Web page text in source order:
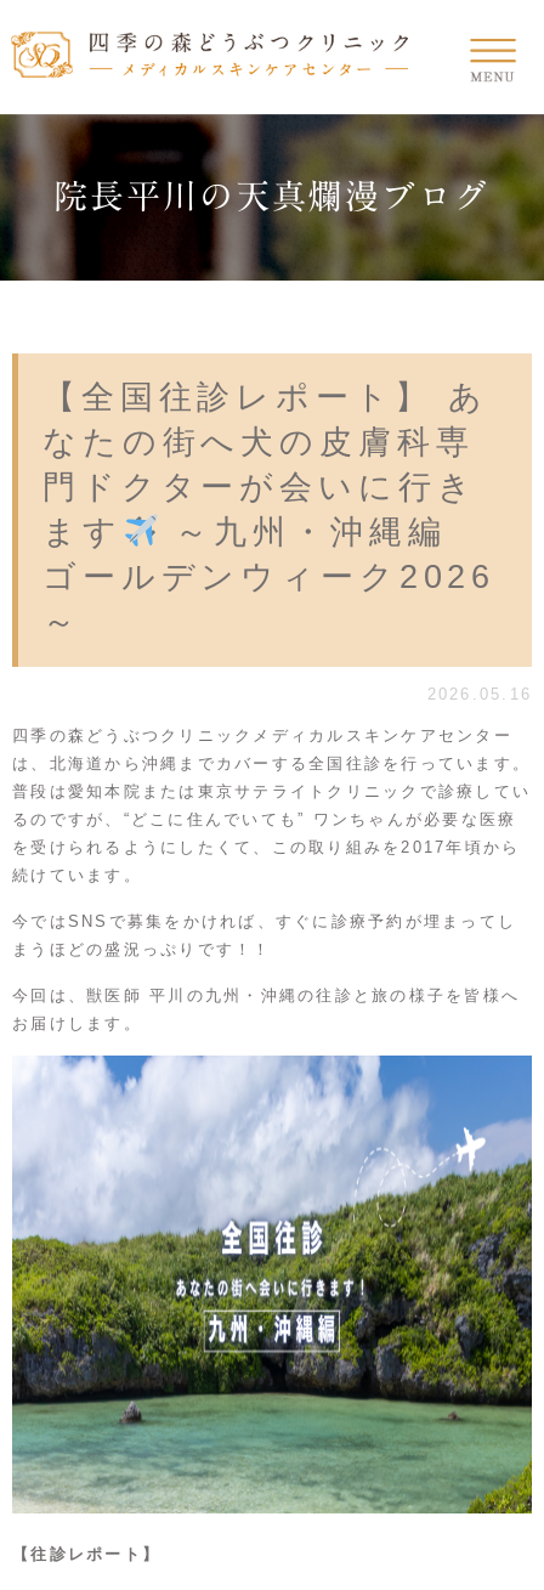
院長平川の天真爛漫ブログ
【全国往診レポート】 あ
なたの街へ犬の皮膚科専
門ドクターが会いに行き
ます
～九州・沖縄編
ゴールデンウィーク2026
～
2026.05.16
四季の森どうぶつクリニックメディカルスキンケアセンター
は、北海道から沖縄までカバーする全国往診を行っています。
普段は愛知本院または東京サテライトクリニックで診療してい
るのですが、“どこに住んでいても” ワンちゃんが必要な医療
を受けられるようにしたくて、この取り組みを2017年頃から
続けています。
今ではSNSで募集をかければ、すぐに診療予約が埋まってし
まうほどの盛況っぷりです！！
今回は、獣医師 平川の九州・沖縄の往診と旅の様子を皆様へ
お届けします。
【往診レポート】